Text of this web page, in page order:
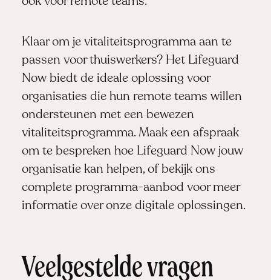
Klaar om je vitaliteitsprogramma aan te
passen voor thuiswerkers? Het Lifeguard
Now biedt de ideale oplossing voor
organisaties die hun remote teams willen
ondersteunen met een bewezen
vitaliteitsprogramma. Maak een afspraak
om te bespreken hoe Lifeguard Now jouw
organisatie kan helpen, of bekijk ons
complete programma-aanbod voor meer
informatie over onze digitale oplossingen.
Veelgestelde vragen